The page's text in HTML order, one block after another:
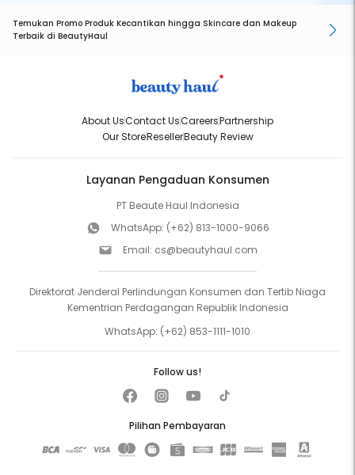
Temukan Promo Produk Kecantikan hingga Skincare dan Makeup
Terbaik di BeautyHaul
About UsContact UsCareersPartnership
Our StoreResellerBeauty Review
Layanan Pengaduan Konsumen
PT Beaute Haul Indonesia
WhatsApp: (+62) 813-1000-9066
Email: cs@beautyhaul.com
Direktorat Jenderal Perlindungan Konsumen dan Tertib Niaga
Kementrian Perdagangan Republik Indonesia
WhatsApp: (+62) 853-1111-1010
Pilihan Pembayaran
Follow us!